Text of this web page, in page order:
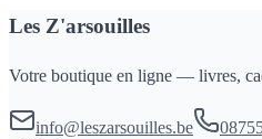
Les Z'arsouilles
Votre boutique en ligne — livres,
info@leszarsouilles.be